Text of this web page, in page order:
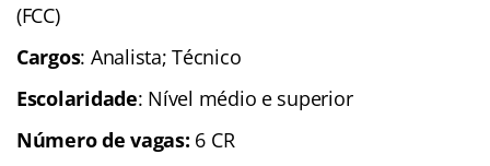
(FCC)
Cargos: Analista; Técnico
Escolaridade: Nível médio e superior
Número de vagas: 6 CR